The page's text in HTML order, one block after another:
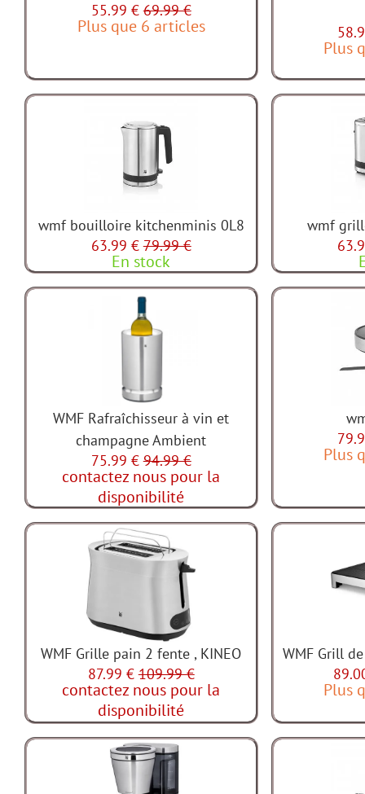
55.99 € 69.99 €
Plus que 6 articles
Plus
wmf bouilloire kitchenminis 0L8
63.99 € 79.99 €
En stock
wmf
WMF Rafraîchisseur à vin et
champagne Ambient
75.99 € 94.99 €
contactez nous pour la
disponibilité
Plus
WMF Grille pain 2 fente , KINEO
87.99 € 109.99 €
contactez nous pour la
disponibilité
WMF Grill
Plus